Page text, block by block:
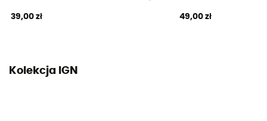
39,00 zł 49,00 zł
Kolekcja IGN